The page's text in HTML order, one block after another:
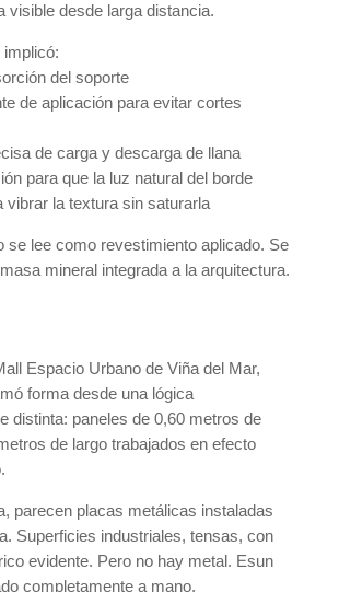
visible desde larga distancia.
del soporte
de aplicación para evitar cortes
de carga y descarga de llana
para que la luz natural del borde
vibrar la textura sin saturarla
se lee como revestimiento aplicado. Se
mineral integrada a la arquitectura.
Espacio Urbano de Viña del Mar,
forma desde una lógica
distinta: paneles de 0,60 metros de
de largo trabajados en efecto
parecen placas metálicas instaladas
Superficies industriales, tensas, con
evidente. Pero no hay metal. Esun
completamente a mano.